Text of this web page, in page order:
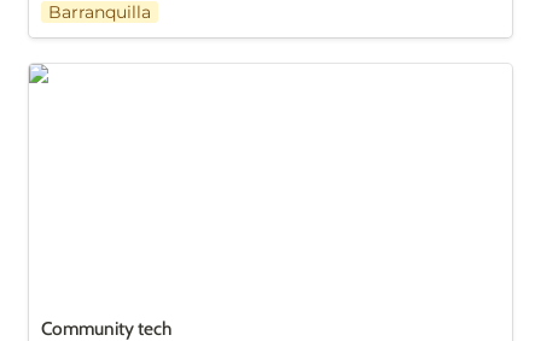
Barranquilla
Community tech
Community tech